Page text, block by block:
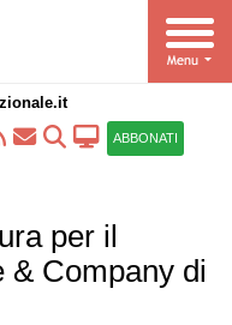
ABBONATI
per il
& Company di